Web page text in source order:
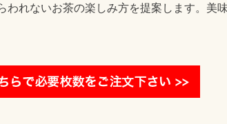
われないお茶の楽しみ方を提案します。美